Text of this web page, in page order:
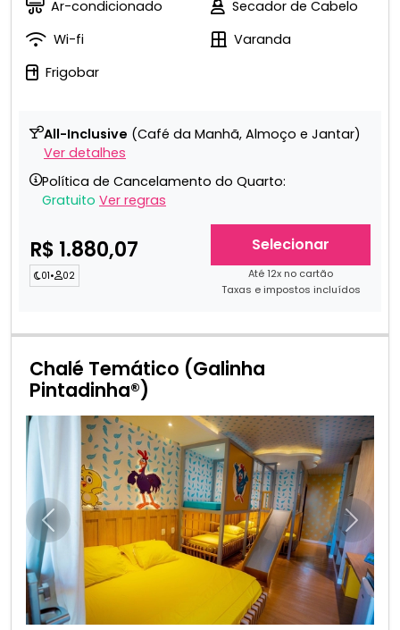
Ar-condicionado
Secador de Cabelo
Wi-fi
Varanda
Frigobar
All-Inclusive (Café da Manhã, Almoço e Jantar)
Ver detalhes
Política de Cancelamento do Quarto:
Gratuito Ver regras
R$ 1.880,07
01• 02
Selecionar
Até 12x no cartão
Taxas e impostos incluídos
Chalé Temático (Galinha
Pintadinha®)
Anterior